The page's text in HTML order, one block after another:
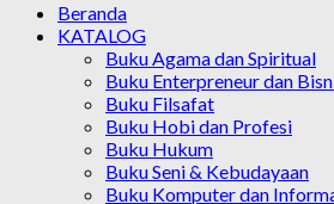
Beranda
KATALOG
Buku Agama dan Spiritual
Buku Enterpreneur dan
Buku Filsafat
Buku Hobi dan Profesi
Buku Hukum
Buku Seni & Kebudayaan
Buku Komputer dan